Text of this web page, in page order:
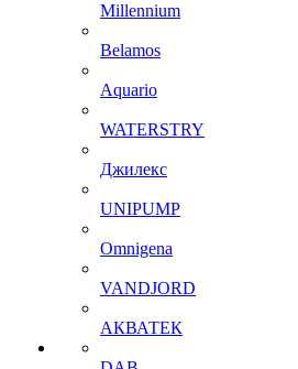
Millennium
Belamos
Aquario
WATERSTRY
Джилекс
UNIPUMP
Omnigena
VANDJORD
АКВАТЕК